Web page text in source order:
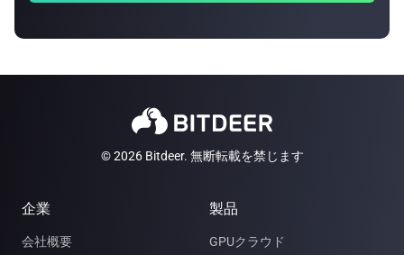
© 2026 Bitdeer. 無断転載を禁じます
企業
会社概要
製品
GPUクラウド